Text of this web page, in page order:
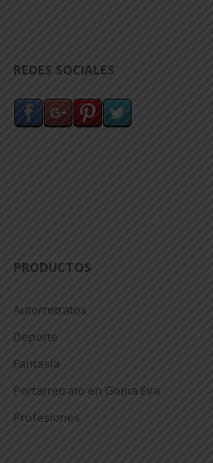
REDES SOCIALES
PRODUCTOS
Autorretratos
Deporte
Fantasía
Portarretrato en Goma Eva
Profesiones